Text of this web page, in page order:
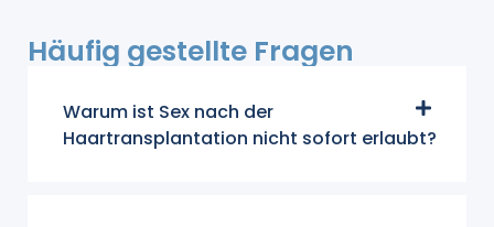
Häufig gestellte Fragen
Warum ist Sex nach der
Haartransplantation nicht sofort erlaubt?